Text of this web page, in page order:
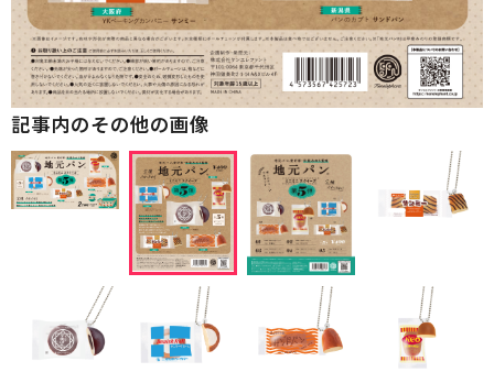
記事内のその他の画像